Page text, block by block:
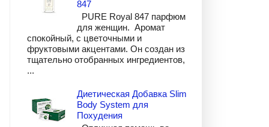
847
PURE Royal 847 парфюм
для женщин. Аромат
спокойный, с цветочными и
фруктовыми акцентами. Он создан из
тщательно отобранных ингредиентов,
...
Диетическая Добавка Slim
Body System для
Похудения